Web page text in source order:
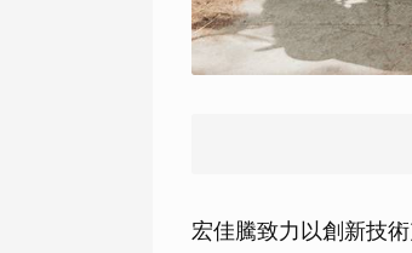
宏佳騰致力以創新技